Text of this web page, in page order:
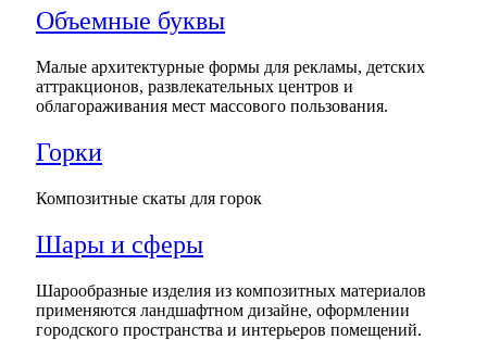
Объемные буквы
Малые архитектурные формы для рекламы, детских
аттракционов, развлекательных центров и
облагораживания мест массового пользования.
Горки
Композитные скаты для горок
Шары и сферы
Шарообразные изделия из композитных материалов
применяются ландшафтном дизайне, оформлении
городского пространства и интерьеров помещений.